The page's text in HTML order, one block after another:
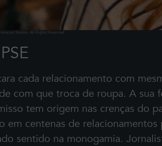
Studios. All Rights Reserved.
cada relacionamento com
com que troca de roupa. A sua
tem origem nas crenças do
em centenas de
sentido na monogamia.